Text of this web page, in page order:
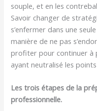
souple, et en les
Savoir changer de
s’enfermer dans une
manière de ne pas
profiter pour continuer à
ayant neutralisé les
Les trois étapes de la
professionnelle.